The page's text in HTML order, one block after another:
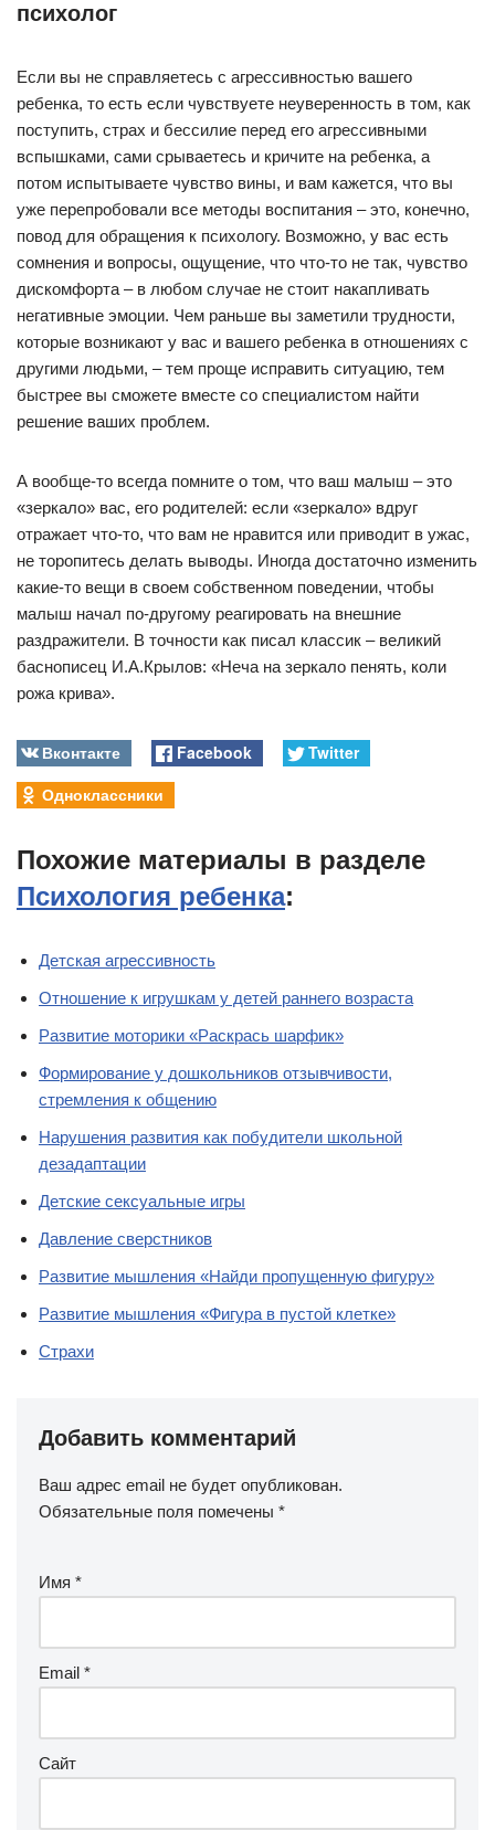
психолог
Если вы не справляетесь с агрессивностью вашего
ребенка, то есть если чувствуете неуверенность в том, как
поступить, страх и бессилие перед его агрессивными
вспышками, сами срываетесь и кричите на ребенка, а
потом испытываете чувство вины, и вам кажется, что вы
уже перепробовали все методы воспитания – это, конечно,
повод для обращения к психологу. Возможно, у вас есть
сомнения и вопросы, ощущение, что что-то не так, чувство
дискомфорта – в любом случае не стоит накапливать
негативные эмоции. Чем раньше вы заметили трудности,
которые возникают у вас и вашего ребенка в отношениях с
другими людьми, – тем проще исправить ситуацию, тем
быстрее вы сможете вместе со специалистом найти
решение ваших проблем.
А вообще-то всегда помните о том, что ваш малыш – это
«зеркало» вас, его родителей: если «зеркало» вдруг
отражает что-то, что вам не нравится или приводит в ужас,
не торопитесь делать выводы. Иногда достаточно изменить
какие-то вещи в своем собственном поведении, чтобы
малыш начал по-другому реагировать на внешние
раздражители. В точности как писал классик – великий
баснописец И.А.Крылов: «Неча на зеркало пенять, коли
рожа крива».
Вконтакте Facebook
Twitter
Одноклассники
Похожие материалы в разделе
Психология ребенка:
Детская агрессивность
Отношение к игрушкам у детей раннего возраста
Развитие моторики «Раскрась шарфик»
Формирование у дошкольников отзывчивости,
стремления к общению
Нарушения развития как побудители школьной
дезадаптации
Детские сексуальные игры
Давление сверстников
Развитие мышления «Найди пропущенную фигуру»
Развитие мышления «Фигура в пустой клетке»
Страхи
Добавить комментарий
Ваш адрес email не будет опубликован.
Обязательные поля помечены *
Имя *
Email *
Сайт